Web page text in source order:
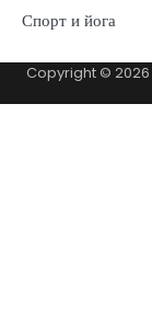
Спорт и йога
Copyright © 2026